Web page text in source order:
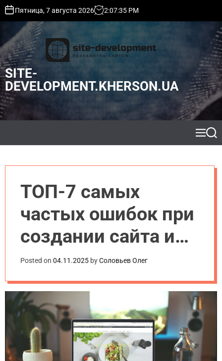
t
o
c
o
n
t
e
Пятница, 7 августа 2026 2:07:36 PM
SITE-
DEVELOPMENT.KHERSON.UA
M
e
S
e
ТОП-7 самых
частых ошибок при
создании сайта и
как их избежать
Posted on 04.11.2025 byСоловьев Олег